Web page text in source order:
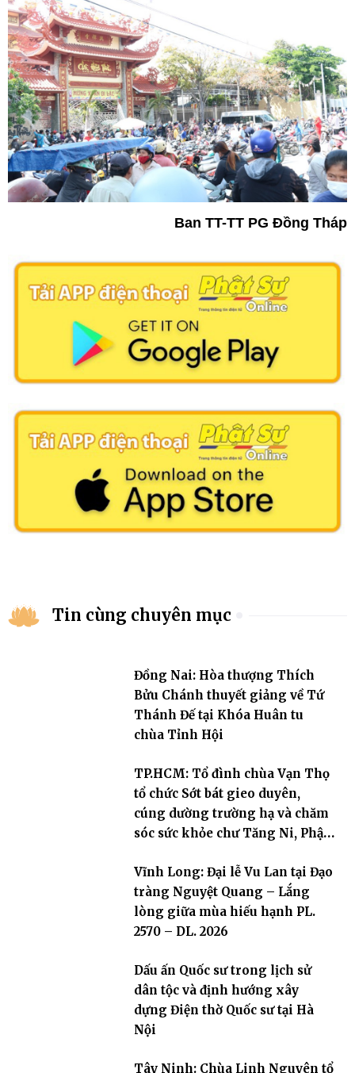
Ban TT-TT PG Đồng Tháp
Tin cùng chuyên mục
Đồng Nai: Hòa thượng Thích
Bửu Chánh thuyết giảng về Tứ
Thánh Đế tại Khóa Huân tu
chùa Tỉnh Hội
TP.HCM: Tổ đình chùa Vạn Thọ
tổ chức Sớt bát gieo duyên,
cúng dường trường hạ và chăm
sóc sức khỏe chư Tăng Ni, Phật
Vĩnh Long: Đại lễ Vu Lan tại Đạo
tràng Nguyệt Quang – Lắng
lòng giữa mùa hiếu hạnh PL.
2570 – DL. 2026
Dấu ấn Quốc sư trong lịch sử
dân tộc và định hướng xây
dựng Điện thờ Quốc sư tại Hà
Nội
Tây Ninh: Chùa Linh Nguyên tổ